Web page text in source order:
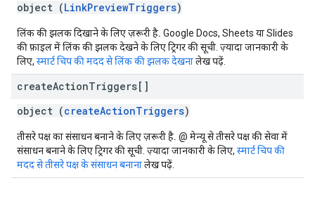
object (LinkPreviewTriggers)
लिंक की झलक दिखाने के लिए ज़रूरी है. Google Docs, Sheets या Slides
की फ़ाइल में लिंक की झलक देखने के लिए ट्रिगर की सूची. ज़्यादा जानकारी के
लिए, स्मार्ट चिप की मदद से लिंक की झलक देखनालेख पढ़ें.
createActionTriggers[]
object (createActionTriggers)
तीसरे पक्ष का संसाधन बनाने के लिए ज़रूरी है. @ मेन्यू से तीसरे पक्ष की सेवा में
संसाधन बनाने के लिए ट्रिगर की सूची. ज़्यादा जानकारी के लिए, स्मार्ट चिप की
मदद से तीसरे पक्ष के संसाधन बनानालेख पढ़ें.